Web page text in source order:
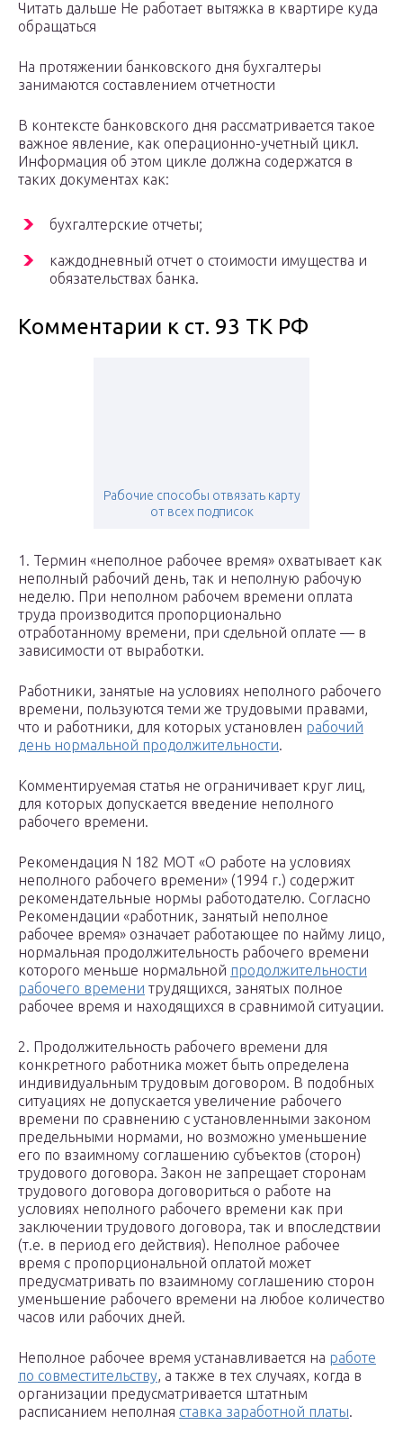
Читать дальше Не работает вытяжка в квартире куда
обращаться
На протяжении банковского дня бухгалтеры
занимаются составлением отчетности
В контексте банковского дня рассматривается такое
важное явление, как операционно-учетный цикл.
Информация об этом цикле должна содержатся в
таких документах как:
бухгалтерские отчеты;
каждодневный отчет о стоимости имущества и
обязательствах банка.
Комментарии к ст. 93 ТК РФ
Рабочие способы отвязать карту
от всех подписок
1. Термин «неполное рабочее время» охватывает как
неполный рабочий день, так и неполную рабочую
неделю. При неполном рабочем времени оплата
труда производится пропорционально
отработанному времени, при сдельной оплате — в
зависимости от выработки.
Работники, занятые на условиях неполного рабочего
времени, пользуются теми же трудовыми правами,
что и работники, для которых установлен рабочий
день нормальной продолжительности.
Комментируемая статья не ограничивает круг лиц,
для которых допускается введение неполного
рабочего времени.
Рекомендация N 182 МОТ «О работе на условиях
неполного рабочего времени» (1994 г.) содержит
рекомендательные нормы работодателю. Согласно
Рекомендации «работник, занятый неполное
рабочее время» означает работающее по найму лицо,
нормальная продолжительность рабочего времени
которого меньше нормальной продолжительности
рабочего времени трудящихся, занятых полное
рабочее время и находящихся в сравнимой ситуации.
2. Продолжительность рабочего времени для
конкретного работника может быть определена
индивидуальным трудовым договором. В подобных
ситуациях не допускается увеличение рабочего
времени по сравнению с установленными законом
предельными нормами, но возможно уменьшение
его по взаимному соглашению субъектов (сторон)
трудового договора. Закон не запрещает сторонам
трудового договора договориться о работе на
условиях неполного рабочего времени как при
заключении трудового договора, так и впоследствии
(т.е. в период его действия). Неполное рабочее
время с пропорциональной оплатой может
предусматривать по взаимному соглашению сторон
уменьшение рабочего времени на любое количество
часов или рабочих дней.
Неполное рабочее время устанавливается на работе
по совместительству, а также в тех случаях, когда в
организации предусматривается штатным
расписанием неполная ставка заработной платы.